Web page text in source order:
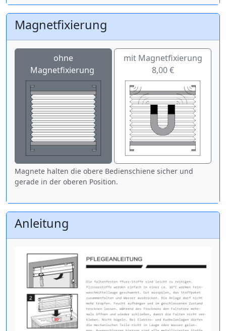
Magnetfixierung
ohne
Magnetfixierung
mit Magnetfixierung
8,00 €
Magnete halten die obere Bedienschiene sicher und
gerade in der oberen Position.
Anleitung